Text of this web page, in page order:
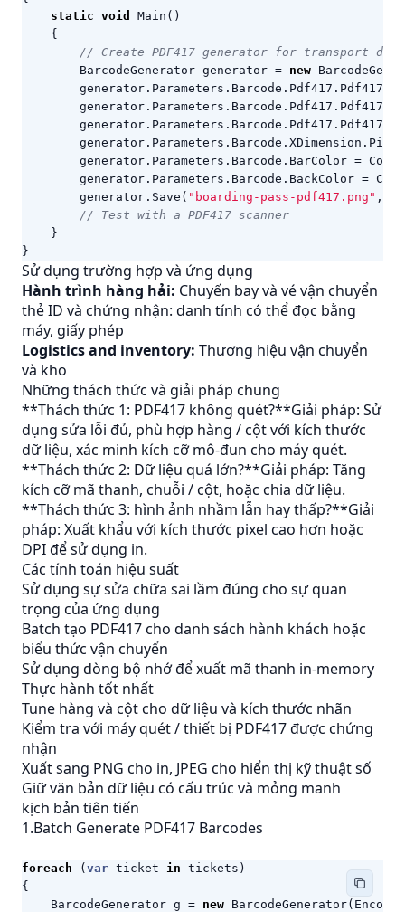
static void Main ()
{
// Create PDF417 generator for transport data
BarcodeGenerator generator = new
generator . Parameters . Barcode . Pdf417 .
generator . Parameters . Barcode . Pdf417 .
generator . Parameters . Barcode . Pdf417 .
generator . Parameters . Barcode . XDimension .
generator . Parameters . Barcode . BarColor = Color
generator . Parameters . Barcode . BackColor =
generator . Save ( "boarding-pass-pdf417.png" ,
// Test with a PDF417 scanner
}
}
Sử dụng trường hợp và ứng dụng
Hành trình hàng hải: Chuyến bay và vé vận chuyển
thẻ ID và chứng nhận: danh tính có thể đọc bằng
máy, giấy phép
Logistics and inventory: Thương hiệu vận chuyển
và kho
Những thách thức và giải pháp chung
**Thách thức 1: PDF417 không quét?**Giải pháp: Sử
dụng sửa lỗi đủ, phù hợp hàng / cột với kích thước
dữ liệu, xác minh kích cỡ mô-đun cho máy quét.
**Thách thức 2: Dữ liệu quá lớn?**Giải pháp: Tăng
kích cỡ mã thanh, chuỗi / cột, hoặc chia dữ liệu.
**Thách thức 3: hình ảnh nhầm lẫn hay thấp?**Giải
pháp: Xuất khẩu với kích thước pixel cao hơn hoặc
DPI để sử dụng in.
Các tính toán hiệu suất
Sử dụng sự sửa chữa sai lầm đúng cho sự quan
trọng của ứng dụng
Batch tạo PDF417 cho danh sách hành khách hoặc
biểu thức vận chuyển
Sử dụng dòng bộ nhớ để xuất mã thanh in-memory
Thực hành tốt nhất
Tune hàng và cột cho dữ liệu và kích thước nhãn
Kiểm tra với máy quét / thiết bị PDF417 được chứng
nhận
Xuất sang PNG cho in, JPEG cho hiển thị kỹ thuật số
Giữ văn bản dữ liệu có cấu trúc và mỏng manh
kịch bản tiên tiến
1.Batch Generate PDF417 Barcodes
foreach ( var ticket in tickets )
{
BarcodeGenerator g = new BarcodeGenerator(